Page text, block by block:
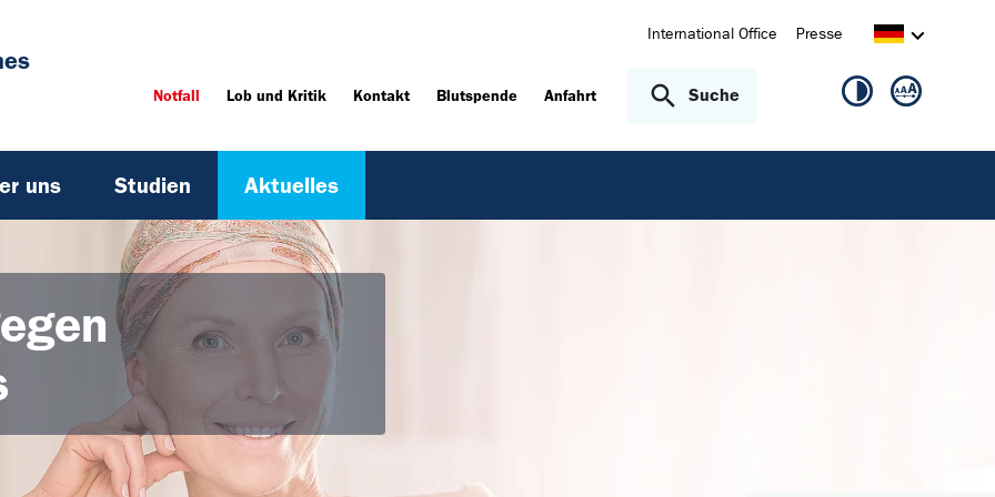
International Office Presse
Notfall Lob und Kritik Kontakt Blutspende Anfahrt Suche
uns Studien Aktuelles